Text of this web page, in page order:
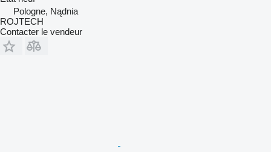
Pologne, Nądnia
ROJTECH
Contacter le vendeur